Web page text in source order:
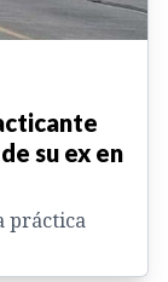
su ex en
práctica